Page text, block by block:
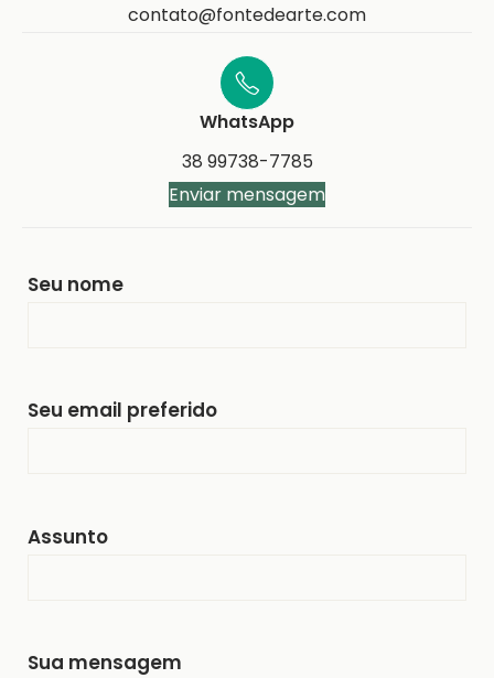
contato@fontedearte.com
WhatsApp
38 99738-7785
Enviar mensagem
Seu nome
Seu email preferido
Assunto
Sua mensagem